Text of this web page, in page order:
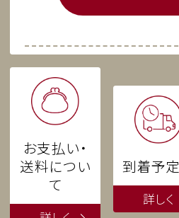
海宝漬 中村家
浅草 今半
お支払い・
送料につい
て
到着予